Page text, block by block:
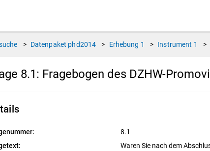
> Datenpaket phd2014 > Erhebung 1 > Instrument 1 >
8.1: Fragebogen des DZHW-
8.1
Waren Sie nach dem